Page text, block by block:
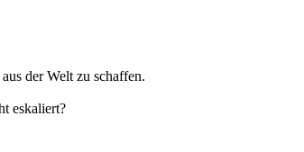
der Welt zu schaffen.
eskaliert?